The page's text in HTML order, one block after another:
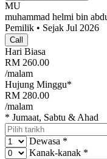
MU
muhammad helmi bin
Pemilik • Sejak Jul 2026
Call
Hari Biasa
RM 260.00
/malam
Hujung Minggu*
RM 280.00
/malam
* Jumaat, Sabtu & Ahad
Dewasa *
Kanak-kanak *